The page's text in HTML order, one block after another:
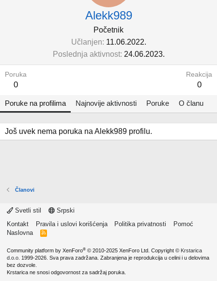
Alekk989
Početnik
Učlanjen 11.06.2022.
Poslednja aktivnost 24.06.2023.
Poruka
0
Reakcija
0
Poruke na profilima Najnovije aktivnosti Poruke O članu
Još uvek nema poruka na Alekk989 profilu.
Članovi
Svetli stil
Srpski
Kontakt
Pravila i uslovi korišćenja Politika privatnosti
Pomoć
Naslovna
R
Community platform by XenForo® © 2010-2025 XenForo Ltd. Copyright © Krstarica
d.o.o. 1999-2026. Sva prava zadržana. Zabranjena je reprodukcija u celini i u delovima
bez dozvole.
Krstarica ne snosi odgovornost za sadržaj poruka.